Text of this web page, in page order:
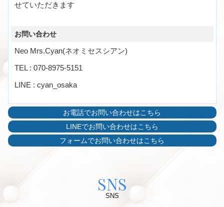
せていただきます
お問い合わせ
Neo Mrs.Cyan(ネオミセスシアン)
TEL : 070-8975-5151
LINE : cyan_osaka
お電話でお問い合わせはこちら
LINEでお問い合わせはこちら
フォームでお問い合わせはこちら
SNS
SNS